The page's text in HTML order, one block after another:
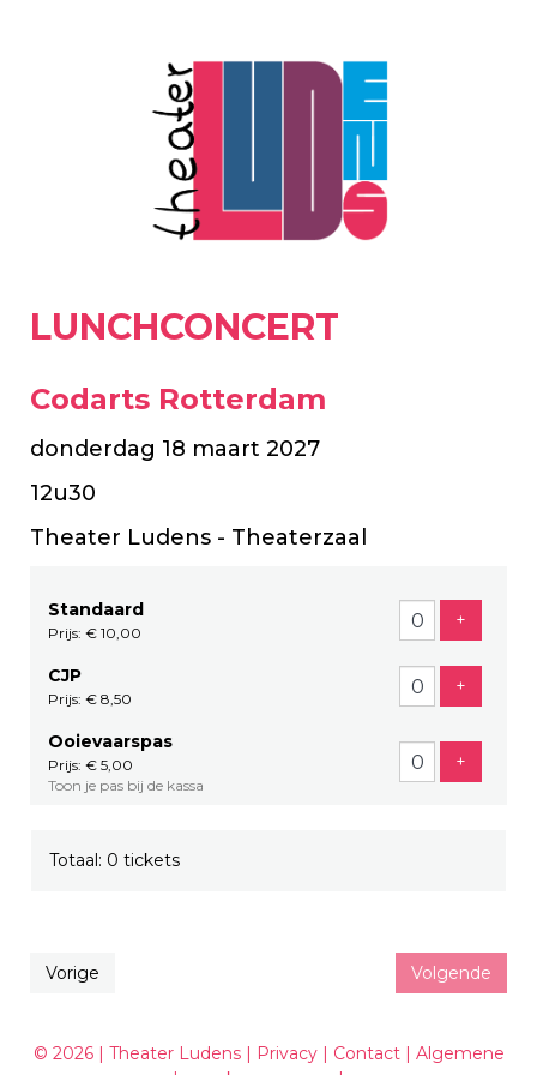
LUNCHCONCERT
Codarts Rotterdam
donderdag 18 maart 2027
12u30
Theater Ludens - Theaterzaal
Standaard
Prijs: € 10,00
+
CJP
Prijs: € 8,50
+
Ooievaarspas
Prijs: € 5,00
Toon je pas bij de kassa
+
Totaal: 0 tickets
Vorige Volgende
© 2026 | Theater Ludens | Privacy| Contact| Algemene